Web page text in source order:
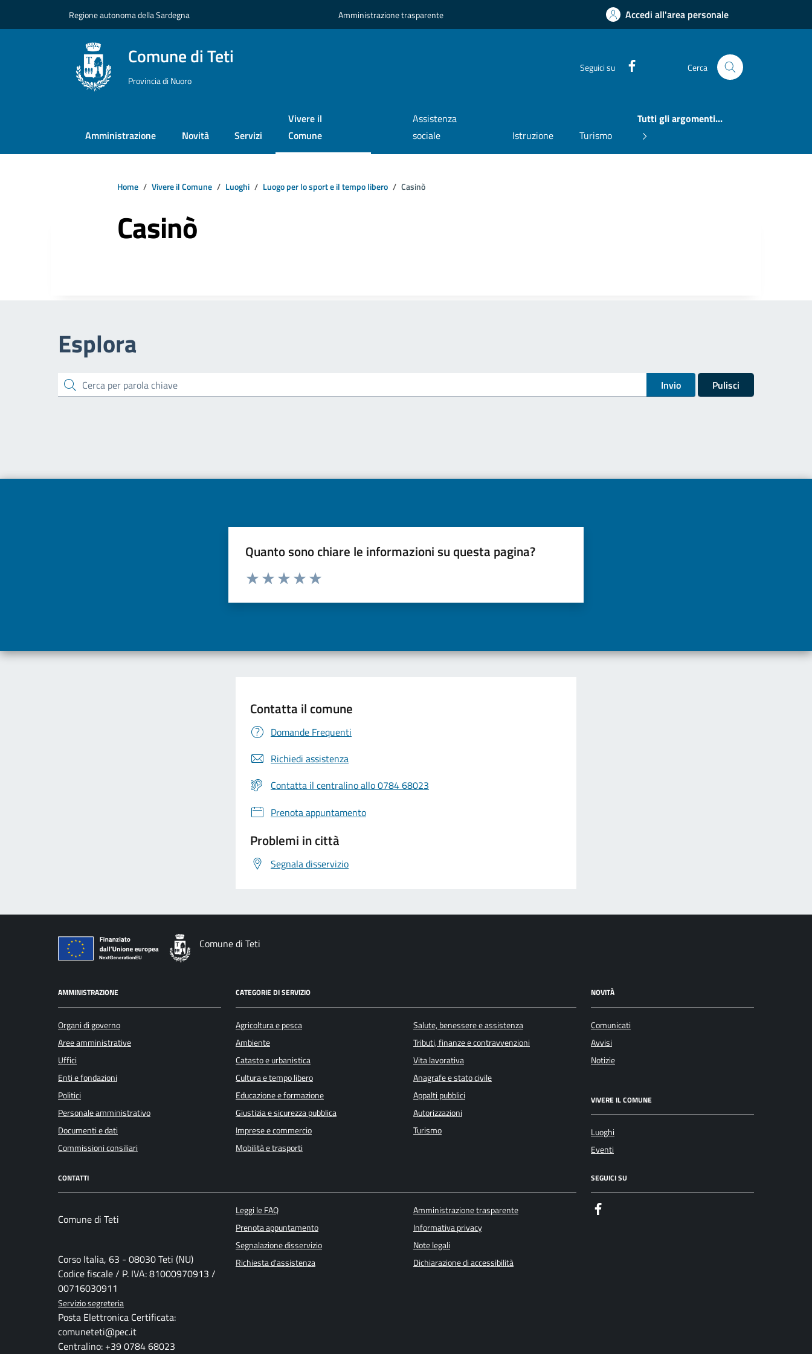
Regione autonoma della Sardegna Amministrazione trasparente Accedi all'area personale
Comune di Teti
Provincia di Nuoro
Seguici su Cerca
Amministrazione Novità Servizi
Vivere il
Comune
Assistenza
sociale
Istruzione Turismo
Tutti gli argomenti...
Home Vivere il Comune Luoghi Luogo per lo sport e il tempo libero Casinò
Casinò
Esplora
cerca Invio Pulisci
Quanto sono chiare le informazioni su questa pagina?
Valuta da 1 a 5 stelle la pagina
Contatta il comune
Domande Frequenti
Richiedi assistenza
Contatta il centralino allo 0784 68023
Prenota appuntamento
Problemi in città
Segnala disservizio
Comune di Teti
AMMINISTRAZIONE
Organi di governo
Aree amministrative
Uffici
Enti e fondazioni
Politici
Personale amministrativo
Documenti e dati
Commissioni consiliari
CATEGORIE DI SERVIZIO
Agricoltura e pesca
Ambiente
Catasto e urbanistica
Cultura e tempo libero
Educazione e formazione
Giustizia e sicurezza pubblica
Imprese e commercio
Mobilità e trasporti
Salute, benessere e assistenza
Tributi, finanze e contravvenzioni
Vita lavorativa
Anagrafe e stato civile
Appalti pubblici
Autorizzazioni
Turismo
NOVITÀ
Comunicati
Avvisi
Notizie
VIVERE IL COMUNE
Luoghi
Eventi
CONTATTI
Comune di Teti
Corso Italia, 63 - 08030 Teti (NU)
Codice fiscale / P. IVA: 81000970913 /
00716030911
Servizio segreteria
Posta Elettronica Certificata:
comuneteti@pec.it
Centralino: +39 0784 68023
Leggi le FAQ
Prenota appuntamento
Segnalazione disservizio
Richiesta d'assistenza
Amministrazione trasparente
Informativa privacy
Note legali
Dichiarazione di accessibilità
SEGUICI SU